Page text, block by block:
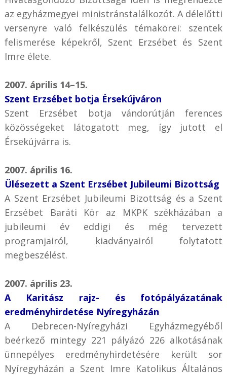
az egyházmegyei ministránstalálkozót. A délelőtti
versenyre való felkészülés témakörei: szentek
felismerése képekről, Szent Erzsébet és Szent
Imre élete.
2007. április 14–15.
Szent Erzsébet botja Érsekújváron
Szent Erzsébet botja vándorútján ferences
közösségeket látogatott meg, így jutott el
Érsekújvárra is.
2007. április 16.
Ülésezett a Szent Erzsébet Jubileumi Bizottság
A Szent Erzsébet Jubileumi Bizottság és a Szent
Erzsébet Baráti Kör az MKPK székházában a
jubileumi év eddigi és még tervezett
programjairól, kiadványairól folytatott
megbeszélést.
2007. április 23.
A Karitász rajz- és fotópályázatának
eredményhirdetése Nyíregyházán
A Debrecen-Nyíregyházi Egyházmegyéből
beérkező mintegy 221 pályázó 226 alkotásának
ünnepélyes eredményhirdetésére került sor
Nyíregyházán a Szent Imre Katolikus Általános